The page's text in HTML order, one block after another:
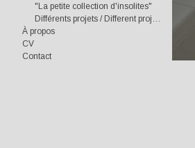
"La petite collection d'insolites"
Différents projets / Different projects
À propos
CV
Contact